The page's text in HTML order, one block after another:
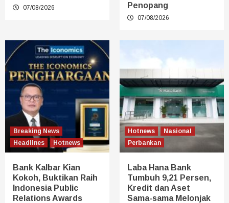
07/08/2026
Penopang
07/08/2026
Breaking News
Headlines
Hotnews
Bank Kalbar Kian
Kokoh, Buktikan Raih
Indonesia Public
Relations Awards
Hotnews
Nasional
Perbankan
Laba Hana Bank
Tumbuh 9,21 Persen,
Kredit dan Aset
Sama-sama Melonjak